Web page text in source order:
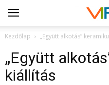
Kezdőlap „Együtt alkotás”
„Együtt
kiállítás